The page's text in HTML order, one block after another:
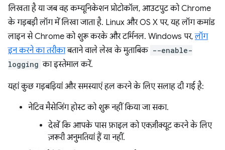
लिखता है या जब वह कम्यूनिकेशन प्रोटोकॉल, आउटपुट को Chrome
के गड़बड़ी लॉग में लिखा जाता है. Linux और OS X पर, यह लॉग कमांड
लाइन से Chrome को शुरू करके और टर्मिनल. Windows पर,लॉग
इन करने का तरीकाबताने वाले लेख के मुताबिक --enable-
logging का इस्तेमाल करें.
यहां कुछ गड़बड़ियां और समस्याएं हल करने के लिए सलाह दी गई है:
नेटिव मैसेजिंग होस्ट को शुरू नहीं किया जा सका.
देखें कि आपके पास फ़ाइल को एक्ज़ीक्यूट करने के लिए
ज़रूरी अनुमतियां हैं या नहीं.